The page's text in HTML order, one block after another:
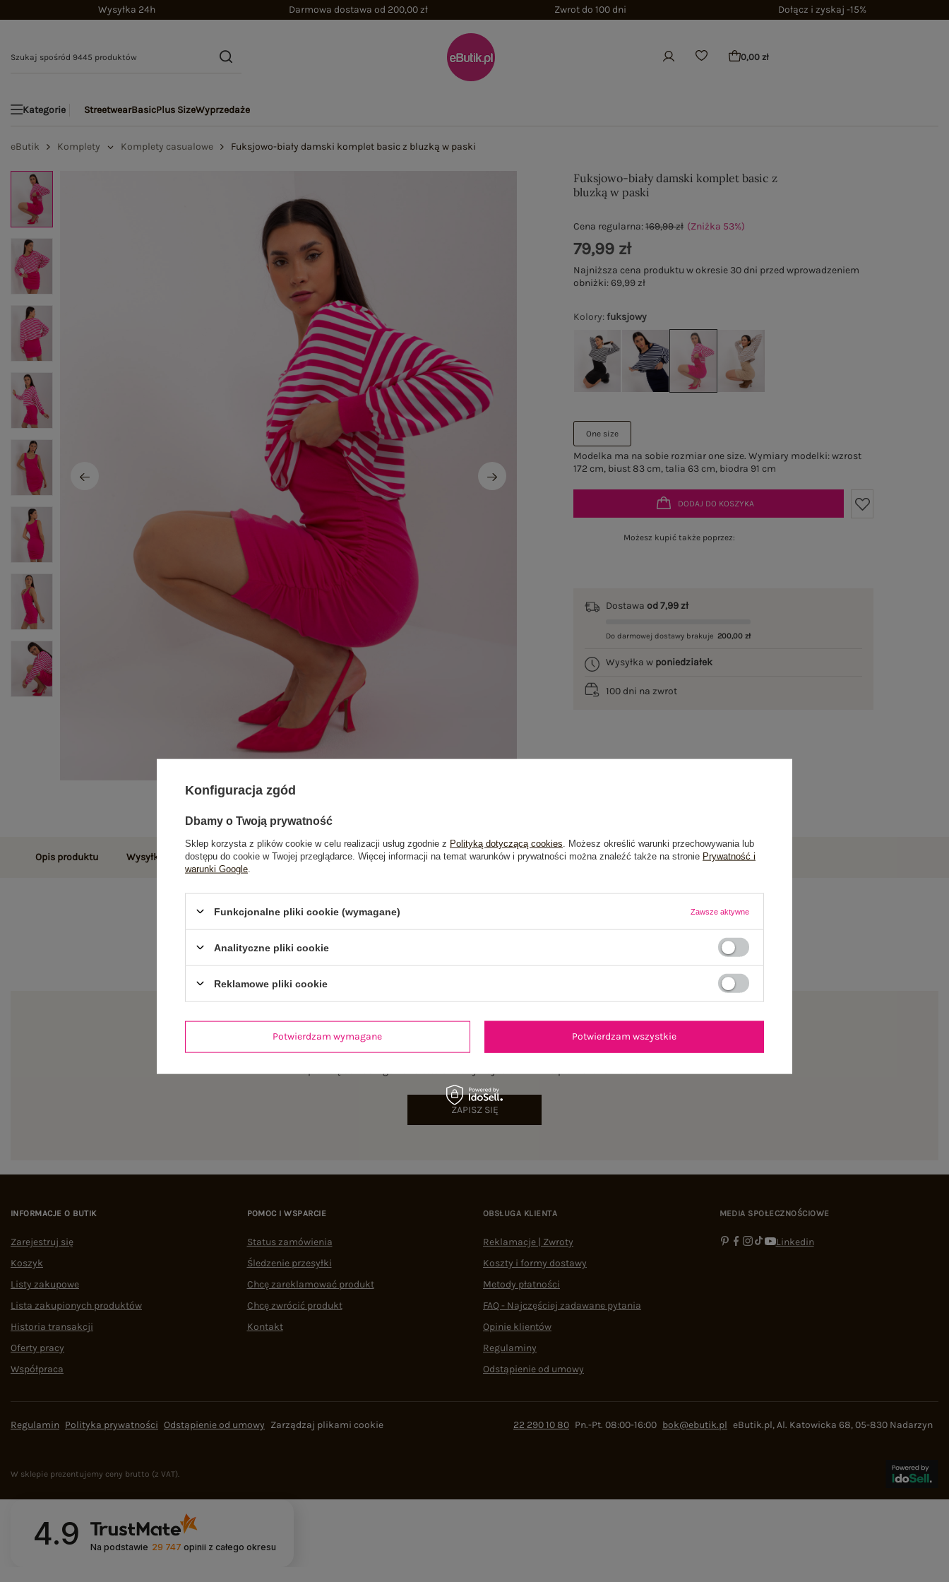
Wysyłka 24h Darmowa dostawa od 200,00 zł Zwrot do 100 dni Dołącz i zyskaj -15%
0,00 zł
Kategorie StreetwearBasicPlus SizeWyprzedaże
eButik Komplety Komplety casualowe Fuksjowo-biały damski komplet basic z bluzką w paski
Fuksjowo-biały damski komplet basic z
bluzką w paski
Kolory:fuksjowy
One size
Modelka ma na sobie rozmiar one size. Wymiary modelki: wzrost
172 cm, biust 83 cm, talia 63 cm, biodra 91 cm
Cena regularna:169,99 zł (Zniżka 53%)
79,99 zł
Najniższa cena produktu w okresie 30 dni przed wprowadzeniem
obniżki:69,99 zł
DODAJ DO KOSZYKA
Możesz kupić także poprzez:
Dostawaod 7,99 zł
Do darmowej dostawy brakuje 200,00 zł
Wysyłka w poniedziałek
100 dni na zwrot
Opis produktu Wysyłka i dostawa Zwroty i reklamacje Opinie o produkcie(0)
ZAPISZ SIĘ
INFORMACJE O BUTIK
Zarejestruj się
Koszyk
Listy zakupowe
Lista zakupionych produktów
Historia transakcji
Oferty pracy
Współpraca
POMOC I WSPARCIE
Status zamówienia
Śledzenie przesyłki
Chcę zareklamować produkt
Chcę zwrócić produkt
Kontakt
OBSŁUGA KLIENTA
Reklamacje | Zwroty
Koszty i formy dostawy
Metody płatności
FAQ - Najczęściej zadawane pytania
Opinie klientów
Regulaminy
Odstąpienie od umowy
MEDIA SPOŁECZNOŚCIOWE
Linkedin
Regulamin Polityka prywatności Odstąpienie od umowy Zarządzaj plikami cookie 22 290 10 80 Pn.-Pt. 08:00-16:00 bok@ebutik.pl eButik.pl,Al. Katowicka 68,05-830 Nadarzyn
W sklepie prezentujemy ceny brutto (z VAT).
4.9 Na podstawie 29 747 opinii z całego okresu
Konfiguracja zgód
Dbamy o Twoją prywatność
Sklep korzysta z plików cookie w celu realizacji usług zgodnie z Polityką dotyczącą cookies . Możesz określić warunki przechowywania lub
dostępu do cookie w Twojej przeglądarce. Więcej informacji na temat warunków i prywatności można znaleźć także na stronie Prywatność i
warunki Google
Funkcjonalne pliki cookie (wymagane) Zawsze aktywne
Analityczne pliki cookie
Reklamowe pliki cookie
Potwierdzam wymagane Potwierdzam wszystkie